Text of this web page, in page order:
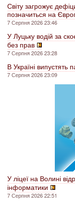
Світу загрожує
позначиться на
7 Серпня 2026 23:46
У Луцьку водій за
без прав
7 Серпня 2026 23:28
В Україні випустять
7 Серпня 2026 23:09
У ліцеї на Волині
інформатики
7 Серпня 2026 22:51